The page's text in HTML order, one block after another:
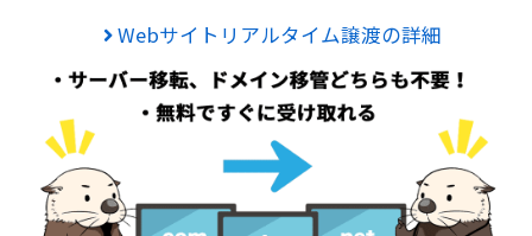
Webサイトリアルタイム譲渡の詳細